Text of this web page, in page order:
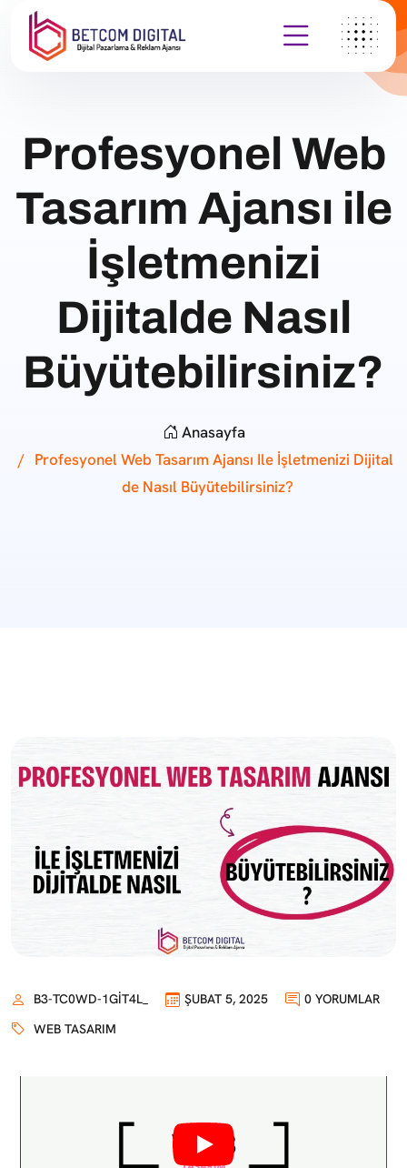
Profesyonel Web
Tasarım Ajansı ile
İşletmenizi
Dijitalde Nasıl
Büyütebilirsiniz?
Anasayfa
Profesyonel Web Tasarım Ajansı Ile İşletmenizi Dijital
De Nasıl Büyütebilirsiniz?
B3-TC0WD-1GIT4L_ ŞUBAT 5, 2025
0 YORUMLAR
WEB TASARIM